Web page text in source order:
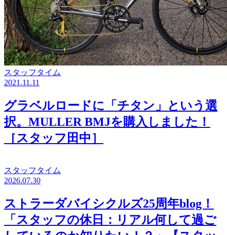
スタッフタイム
2021.11.11
グラベルロードに「チタン」という選
択。MULLER BMJを購入しました！
［スタッフ田中］
スタッフタイム
2026.07.30
ストラーダバイシクルズ25周年blog！
「スタッフの休日：リアル何して過ご